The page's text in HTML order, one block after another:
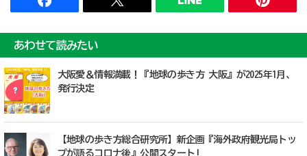
あわせて読みたい
大阪愛＆情報満載！『地球の歩き方 大阪』が2025年1月、
発行決定
【地球の歩き方総合研究所】新企画『海外政府観光局トッ
プが語るコロナ後』公開スタート!